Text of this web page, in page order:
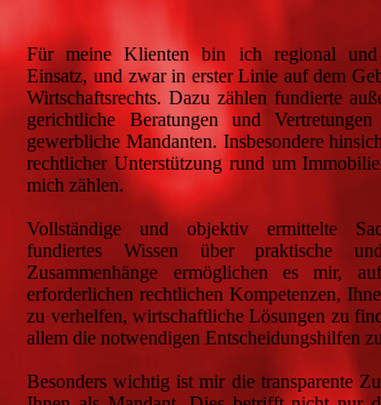
Für meine Klienten bin ich regional und
Einsatz, und zwar in erster Linie auf dem
Wirtschaftsrechts. Dazu zählen fundierte
gerichtliche Beratungen und
gewerbliche Mandanten. Insbesondere
rechtlicher Unterstützung rund um
mich zählen.
Vollständige und objektiv ermittelte
fundiertes Wissen über praktische
Zusammenhänge ermöglichen es mir,
erforderlichen rechtlichen Kompetenzen,
zu verhelfen, wirtschaftliche Lösungen zu
allem die notwendigen Entscheidungshilfen
Besonders wichtig ist mir die transparente